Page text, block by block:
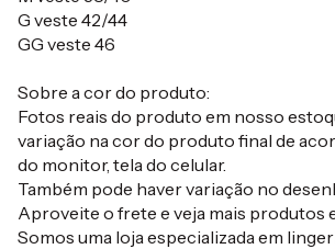
G veste 42/44
GG veste 46
Sobre a cor do produto:
Fotos reais do produto em nosso
variação na cor do produto final de
do monitor, tela do celular.
Também pode haver variação no
Aproveite o frete e veja mais produtos
Somos uma loja especializada em